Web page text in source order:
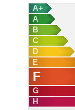
A+
A
B
C
D
E
F
G
H